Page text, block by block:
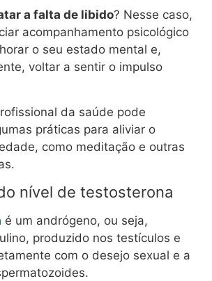
a falta de libido? Nesse caso,
acompanhamento psicológico
o seu estado mental e,
voltar a sentir o impulso
da saúde pode
práticas para aliviar o
como meditação e outras
nível de testosterona
é um andrógeno, ou seja,
produzido nos testículos e
com o desejo sexual e a